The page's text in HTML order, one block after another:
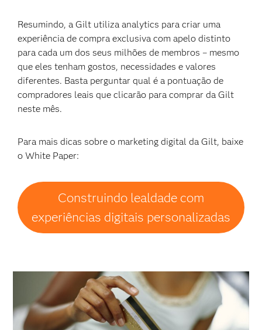
Resumindo, a Gilt utiliza analytics para criar uma
experiência de compra exclusiva com apelo distinto
para cada um dos seus milhões de membros – mesmo
que eles tenham gostos, necessidades e valores
diferentes. Basta perguntar qual é a pontuação de
compradores leais que clicarão para comprar da Gilt
neste mês.
Para mais dicas sobre o marketing digital da Gilt, baixe
o White Paper:
Construindo lealdade com
experiências digitais personalizadas